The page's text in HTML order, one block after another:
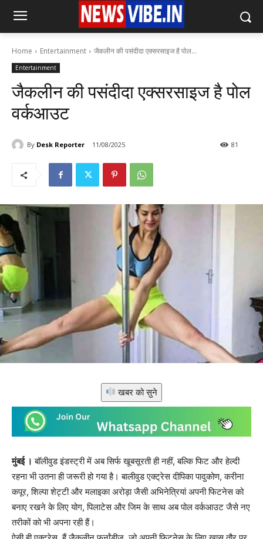
Home Entertainment जैकलीन की पसंदीदा एक्सरसाइज है पोल...
Entertainment
जैकलीन की पसंदीदा एक्सरसाइज है पोल
वर्कआउट
By Desk Reporter 11/08/2025 81
खबर को सुने
मुंबई । बॉलीवुड इंडस्ट्री में अब सिर्फ खूबसूरती ही नहीं, बल्कि फिट और हेल्दी
रहना भी उतना ही जरूरी हो गया है। बालीवुड एक्ट्रेस दीपिका पादुकोण, करीना
कपूर, शिल्पा शेट्टी और मलाइका अरोड़ा जैसी अभिनेत्रियां अपनी फिटनेस को
बनाए रखने के लिए योग, पिलाटेस और जिम के साथ अब पोल वर्कआउट जैसे नए
तरीकों को भी अपना रही हैं।